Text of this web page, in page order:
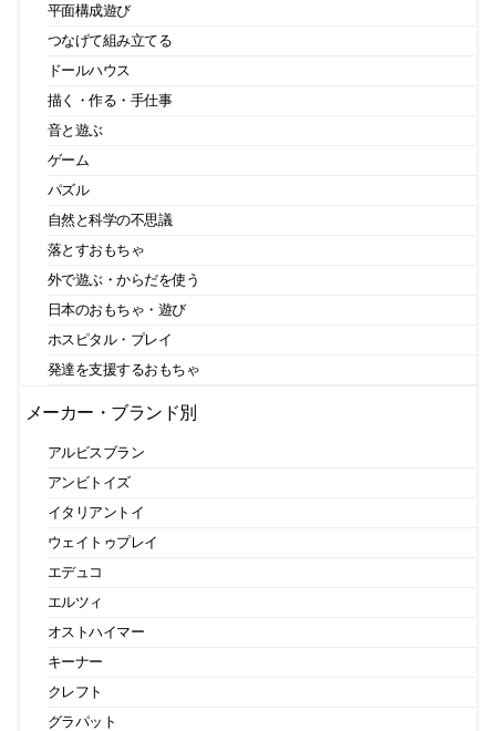
平面構成遊び
つなげて組み立てる
ドールハウス
描く・作る・手仕事
音と遊ぶ
ゲーム
パズル
自然と科学の不思議
落とすおもちゃ
外で遊ぶ・からだを使う
日本のおもちゃ・遊び
ホスピタル・プレイ
発達を支援するおもちゃ
メーカー・ブランド別
アルビスブラン
アンビトイズ
イタリアントイ
ウェイトゥプレイ
エデュコ
エルツィ
オストハイマー
キーナー
クレフト
グラパット